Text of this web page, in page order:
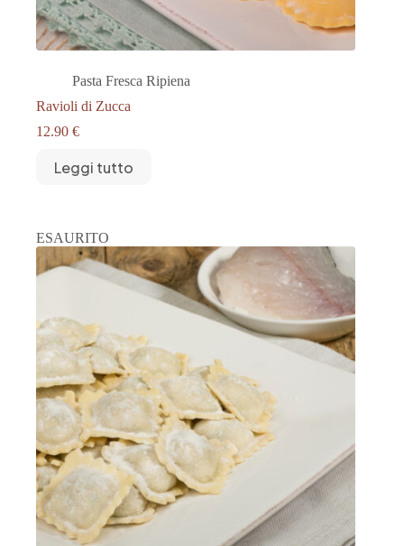
Pasta Fresca Ripiena
Ravioli di Zucca
12.90 €
Leggi tutto
ESAURITO